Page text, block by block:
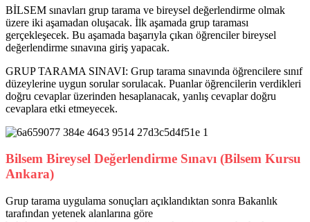
BİLSEM sınavları grup tarama ve bireysel değerlendirme olmak
üzere iki aşamadan oluşacak. İlk aşamada grup taraması
gerçekleşecek. Bu aşamada başarıyla çıkan öğrenciler bireysel
değerlendirme sınavına giriş yapacak.
GRUP TARAMA SINAVI: Grup tarama sınavında öğrencilere sınıf
düzeylerine uygun sorular sorulacak. Puanlar öğrencilerin verdikleri
doğru cevaplar üzerinden hesaplanacak, yanlış cevaplar doğru
cevaplara etki etmeyecek.
Bilsem Bireysel Değerlendirme Sınavı (Bilsem Kursu
Ankara)
Grup tarama uygulama sonuçları açıklandıktan sonra Bakanlık
tarafından yetenek alanlarına göre